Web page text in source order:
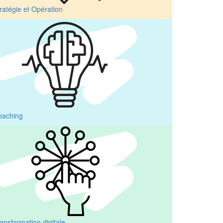
et Opération